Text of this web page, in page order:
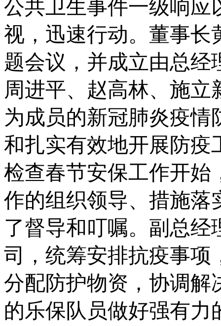
公共卫生事件一级响应
视，迅速行动。董事长
题会议，并成立由总经
周进平、赵高林、施
为成员的新冠肺炎疫情
和扎实有效地开展防疫
检查春节安保工作开始
作的组织领导、措施落
了督导和叮嘱。副总经
司，统筹安排抗疫事项
分配防护物资，协调解
的乐保队员做好强有力